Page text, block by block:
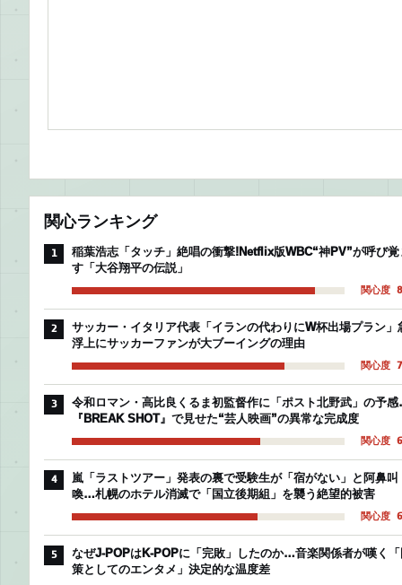
関心ランキング
1
稲葉浩志「タッチ」絶唱の衝撃!Netflix版WBC“神PV”が呼び覚
す「大谷翔平の伝説」
関心度
2
サッカー・イタリア代表「イランの代わりにW杯出場プラン」
浮上にサッカーファンが大ブーイングの理由
関心度
3
令和ロマン・高比良くるま初監督作に「ポスト北野武」の予
『BREAK SHOT』で見せた“芸人映画”の異常な完成度
関心度
4
嵐「ラストツアー」発表の裏で受験生が「宿がない」と阿鼻叫
喚…札幌のホテル消滅で「国立後期組」を襲う絶望的被害
関心度
5
なぜJ-POPはK-POPに「完敗」したのか…音楽関係者が嘆く
策としてのエンタメ」決定的な温度差